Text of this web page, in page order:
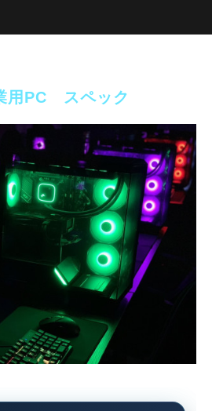
用PC スペック